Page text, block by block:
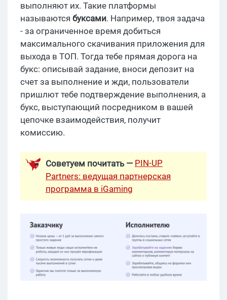
выполняют их. Такие платформы
называются буксами. Например, твоя задача
- за ограниченное время добиться
максимального скачивания приложения для
выхода в ТОП. Тогда тебе прямая дорога на
букс: описывай задание, вноси депозит на
счет за выполнение и жди, пользователи
пришлют тебе подтверждение выполнения, а
букс, выступающий посредником в вашей
цепочке взаимодействия, получит
комиссию.
Советуем почитать — PIN-UP
Partners: ведущая партнерская
программа в iGaming